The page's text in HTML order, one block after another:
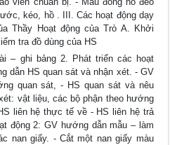
kéo, hồ . III. Các hoạt động dạy
Thầy Hoạt động của Trò A. Khởi
tra đồ dùng của HS
– ghi bảng 2. Phát triển các hoạt
dẫn HS quan sát và nhận xét. - GV
quan sát, - HS quan sát và nêu
vật liệu, các bộ phận theo hướng
liên hệ thực tế về - HS liên hệ trả
động 2: GV hướng dẫn mẫu – làm
nan giấy. - Cắt một nan giấy màu